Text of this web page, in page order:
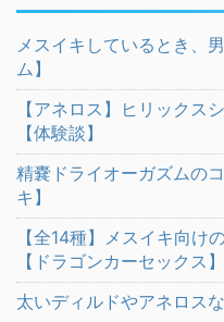
メスイキしているとき、
ム】
【アネロス】ヒリックス
【体験談】
精嚢ドライオーガズムの
キ】
【全14種】メスイキ向け
【ドラゴンカーセックス】
太いディルドやアネロス